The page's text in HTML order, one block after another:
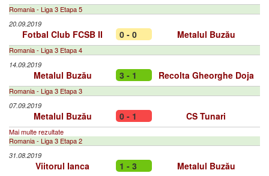
Romania - Liga 3 Etapa 5
20.09.2019
Fotbal Club FCSB II 0 - 0 Metalul Buzău
Romania - Liga 3 Etapa 4
14.09.2019
Metalul Buzău 3 - 1 Recolta Gheorghe Doja
Romania - Liga 3 Etapa 3
07.09.2019
Metalul Buzău 0 - 1 CS Tunari
Mai multe rezultate
Romania - Liga 3 Etapa 2
31.08.2019
Viitorul Ianca 1 - 3 Metalul Buzău